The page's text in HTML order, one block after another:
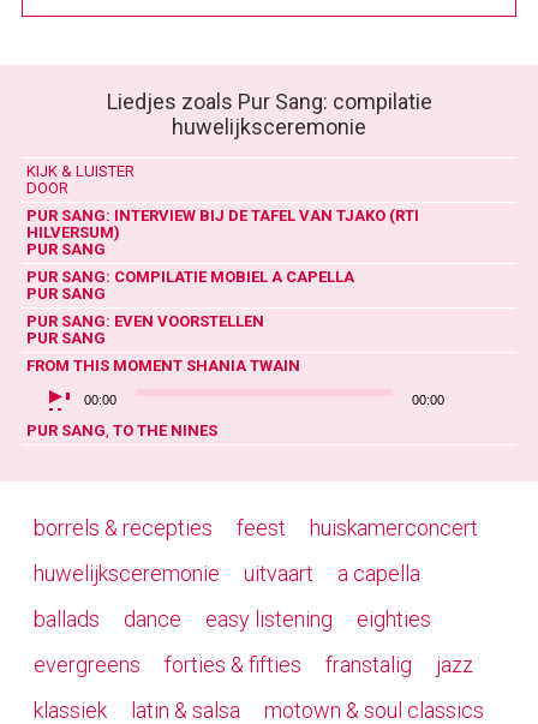
Liedjes zoals Pur Sang: compilatie
huwelijksceremonie
KIJK & LUISTER
DOOR
PUR SANG: INTERVIEW BIJ DE TAFEL VAN TJAKO (RTI
HILVERSUM)
PUR SANG
PUR SANG: COMPILATIE MOBIEL A CAPELLA
PUR SANG
PUR SANG: EVEN VOORSTELLEN
PUR SANG
FROM THIS MOMENTSHANIA TWAIN
00:00 00:00
PUR SANG, TO THE NINES
borrels & recepties feest
huiskamerconcert
huwelijksceremonie
uitvaart
a capella
ballads
dance easy listening
eighties
evergreens
forties & fifties franstalig
jazz
klassiek
latin & salsa
motown & soul classics